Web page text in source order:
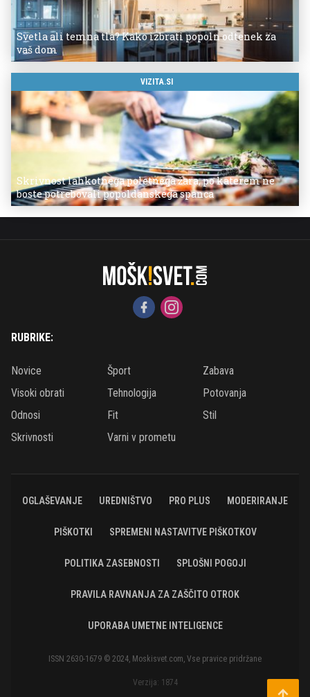
Svetla ali temna tla? Kako izbrati popoln odtenek za
vaš dom
VIZITA.SI
Skrivnost lahkotnega poletnega žara, po katerem ne
boste potrebovali popoldanskega spanca
RUBRIKE:
Novice Šport
Zabava
Visoki obrati
Tehnologija
Potovanja
Odnosi
Fit
Stil
Skrivnosti
Varni v prometu
OGLAŠEVANJE UREDNIŠTVO PRO PLUS MODERIRANJE
PIŠKOTKI SPREMENI NASTAVITVE PIŠKOTKOV
POLITIKA ZASEBNOSTI SPLOŠNI POGOJI
PRAVILA RAVNANJA ZA ZAŠČITO OTROK
UPORABA UMETNE INTELIGENCE
ISSN 2630-1679 © 2024, Moskisvet.com, Vse pravice pridržane
Verzija: 1874